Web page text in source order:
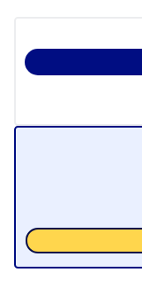
月給制すべて